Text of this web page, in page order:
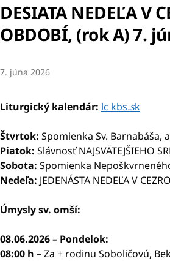
DESIATA NEDEĽA V
OBDOBÍ, (rok A) 7.
7. júna 2026
Liturgický kalendár: lc kbs.sk
Štvrtok: Spomienka Sv. Barnabáša,
Piatok: Slávnosť NAJSVÄTEJŠIEHO
Sobota: Spomienka
Nedeľa: JEDENÁSTA NEDEĽA V
Úmysly sv. omší:
08.06.2026 – Pondelok:
08:00 h – Za + rodinu Soboličovú,